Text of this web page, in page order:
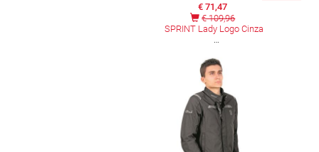
€ 71,47
€ 109,96
SPRINT Lady Logo Cinza